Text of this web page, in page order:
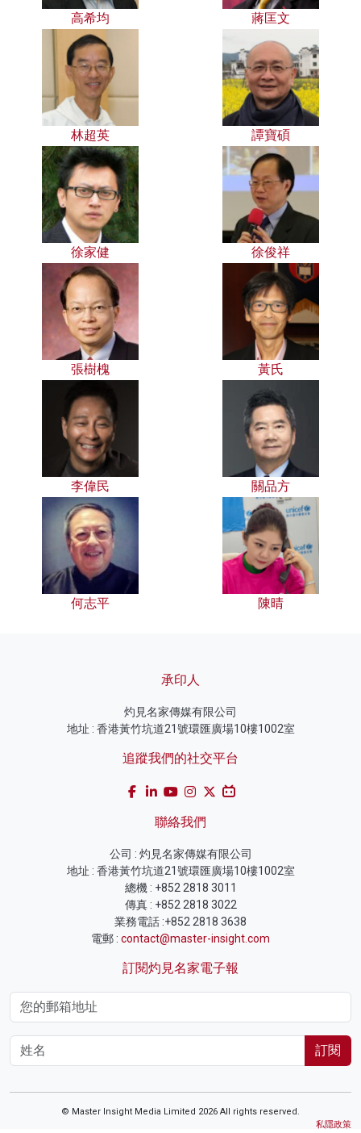
高希均 蔣匡文
林超英 譚寶碩
徐家健 徐俊祥
張樹槐 黃氏
李偉民 關品方
何志平 陳晴
承印人
灼見名家傳媒有限公司
地址 : 香港黃竹坑道21號環匯廣場10樓1002室
追蹤我們的社交平台
聯絡我們
公司 : 灼見名家傳媒有限公司
地址 : 香港黃竹坑道21號環匯廣場10樓1002室
總機 : +852 2818 3011
傳真 : +852 2818 3022
業務電話 :+852 2818 3638
電郵 : contact@master-insight.com
訂閱灼見名家電子報
訂閱
© Master Insight Media Limited 2026 All rights reserved.
私隱政策